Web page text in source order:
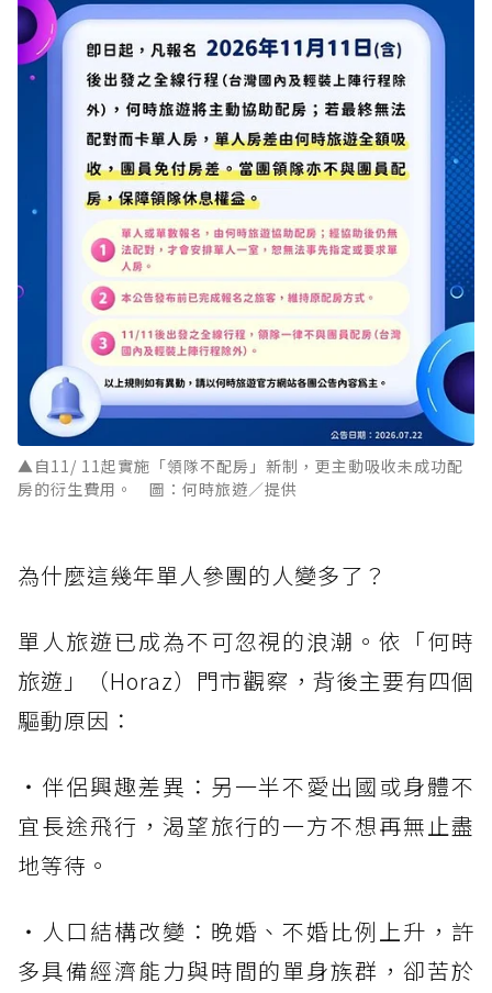
▲自11/ 11起實施「領隊不配房」新制，更主動吸收未成功配
房的衍生費用。 圖：何時旅遊／提供
為什麼這幾年單人參團的人變多了？
單人旅遊已成為不可忽視的浪潮。依「何時
旅遊」（Horaz）門市觀察，背後主要有四個
驅動原因：
・伴侶興趣差異：另一半不愛出國或身體不
宜長途飛行，渴望旅行的一方不想再無止盡
地等待。
・人口結構改變：晚婚、不婚比例上升，許
多具備經濟能力與時間的單身族群，卻苦於